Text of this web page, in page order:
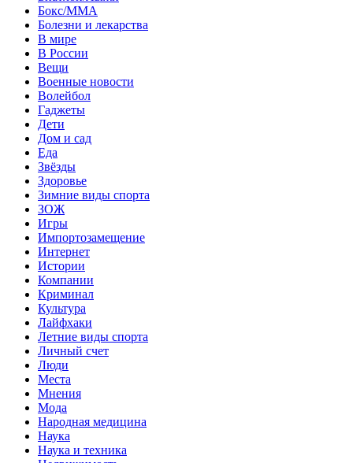
Бокс/MMA
Болезни и лекарства
В мире
В России
Вещи
Военные новости
Волейбол
Гаджеты
Дети
Дом и сад
Еда
Звёзды
Здоровье
Зимние виды спорта
ЗОЖ
Игры
Импортозамещение
Интернет
Истории
Компании
Криминал
Культура
Лайфхаки
Летние виды спорта
Личный счет
Люди
Места
Мнения
Мода
Народная медицина
Наука
Наука и техника